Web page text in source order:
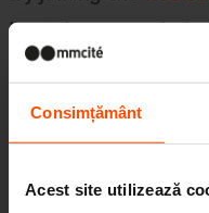
Consimțământ
Acest site utilizează
homeless people
holiday.